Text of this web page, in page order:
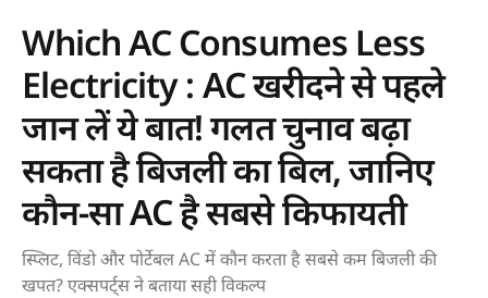
Which AC Consumes Less
Electricity : AC खरीदने से पहले
जान लें ये बात! गलत चुनाव बढ़ा
सकता है बिजली का बिल, जानिए
कौन-सा AC है सबसे किफायती
स्प्लिट, विंडो और पोर्टेबल AC में कौन करता है सबसे कम बिजली की
खपत? एक्सपर्ट्स ने बताया सही विकल्प